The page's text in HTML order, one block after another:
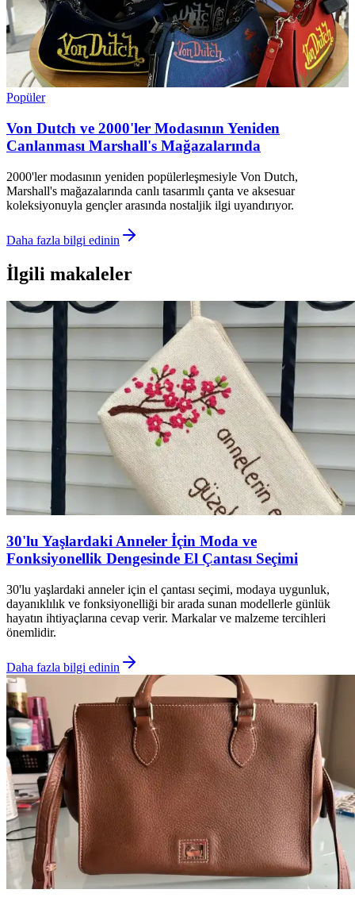
Popüler
Von Dutch ve 2000'ler Modasının Yeniden
Canlanması Marshall's Mağazalarında
2000'ler modasının yeniden popülerleşmesiyle Von Dutch,
Marshall's mağazalarında canlı tasarımlı çanta ve aksesuar
koleksiyonuyla gençler arasında nostaljik ilgi uyandırıyor.
Daha fazla bilgi edinin
İlgili makaleler
30'lu Yaşlardaki Anneler İçin Moda ve
Fonksiyonellik Dengesinde El Çantası Seçimi
30'lu yaşlardaki anneler için el çantası seçimi, modaya uygunluk,
dayanıklılık ve fonksiyonelliği bir arada sunan modellerle günlük
hayatın ihtiyaçlarına cevap verir. Markalar ve malzeme tercihleri
önemlidir.
Daha fazla bilgi edinin